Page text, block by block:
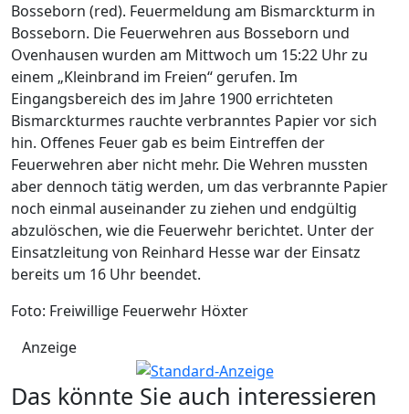
Bosseborn (red). Feuermeldung am Bismarckturm in
Bosseborn. Die Feuerwehren aus Bosseborn und
Ovenhausen wurden am Mittwoch um 15:22 Uhr zu
einem „Kleinbrand im Freien“ gerufen. Im
Eingangsbereich des im Jahre 1900 errichteten
Bismarckturmes rauchte verbranntes Papier vor sich
hin. Offenes Feuer gab es beim Eintreffen der
Feuerwehren aber nicht mehr. Die Wehren mussten
aber dennoch tätig werden, um das verbrannte Papier
noch einmal auseinander zu ziehen und endgültig
abzulöschen, wie die Feuerwehr berichtet. Unter der
Einsatzleitung von Reinhard Hesse war der Einsatz
bereits um 16 Uhr beendet.
Foto: Freiwillige Feuerwehr Höxter
Anzeige
Das könnte Sie auch interessieren